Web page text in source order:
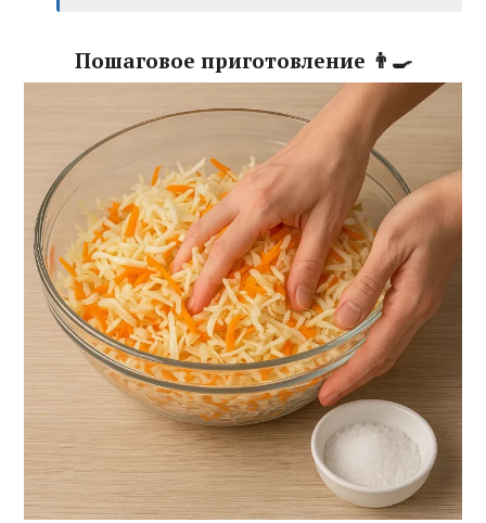
Пошаговое приготовление 👨‍🍳